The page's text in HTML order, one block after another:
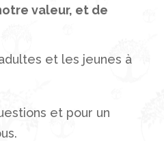
valeur, et de
et les jeunes à
et pour un